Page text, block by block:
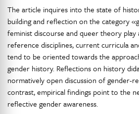
The article inquires into the state of
building and reflection on the category
feminist discourse and queer theory play
reference disciplines, current curricula
tend to be oriented towards the
gender history. Reflections on history
normatively open discussion of gender-
contrast, empirical findings point to the
reflective gender awareness.